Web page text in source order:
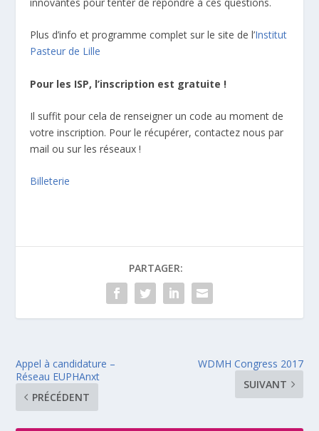
Plus d’info et programme complet sur le site de l’Institut
Pasteur de Lille
Pour les ISP, l’inscription est gratuite !
Il suffit pour cela de renseigner un code au moment de
votre inscription. Pour le récupérer, contactez nous par
mail ou sur les réseaux !
Billeterie
PARTAGER:
Appel à candidature –
Réseau EUPHAnxt
PRÉCÉDENT
WDMH Congress 2017
SUIVANT